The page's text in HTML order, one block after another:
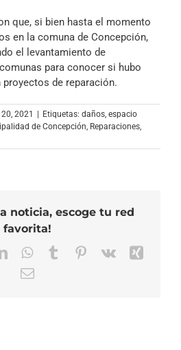
que, si bien hasta el momento
en la comuna de Concepción,
el levantamiento de
para conocer si hubo
de reparación.
2021 Etiquetas: daños, espacio
de Concepción, Reparaciones,
noticia, escoge tu red
favorita!
LinkedInWhatsApp
TumblrPinterest
Vk
Correo